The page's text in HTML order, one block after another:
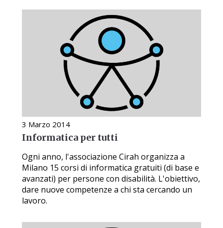
3 Marzo 2014
Informatica per tutti
Ogni anno, l'associazione Cirah organizza a
Milano 15 corsi di informatica gratuiti (di base e
avanzati) per persone con disabilità. L'obiettivo,
dare nuove competenze a chi sta cercando un
lavoro.